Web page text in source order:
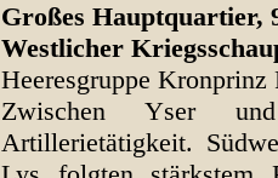
Großes Hauptquartier,
Westlicher
Heeresgruppe Kronprinz
Zwischen Yser
Artillerietätigkeit.